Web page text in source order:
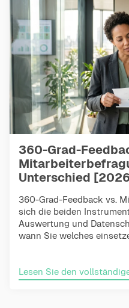
360-Grad-
Unterschied
360-Grad-Feedback vs.
sich die beiden
Auswertung und
wann Sie welches
Lesen Sie den